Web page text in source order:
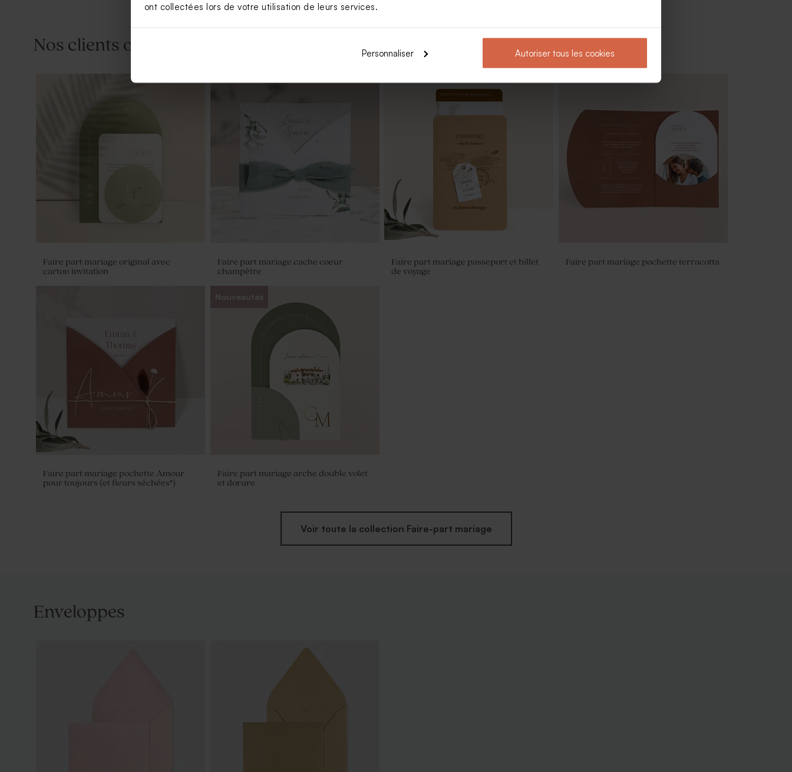
ont collectées lors de votre utilisation de leurs services.
Personnaliser Autoriser tous les cookies
Dragées mariage sucrés ronds
Dragées mariage blanches avec
marbrure or 1 kg (± 1120 ex)
Tube à bulles mariage or Boîte métal mariage dorée
Dragées ovales mariage marbrées or 1
Savon artisanal mariage senteur
Nos clients ont aussi aimé...
Faire part mariage original avec
carton invitation
Faire part mariage cache coeur
champêtre
Faire part mariage passeport et billet
de voyage
Faire part mariage pochette terracotta
Faire part mariage pochette Amour
pour toujours (et fleurs séchées*)
Nouveautés
Faire part mariage arche double volet
et dorure
Voir toute la collection Faire-part mariage
Enveloppes